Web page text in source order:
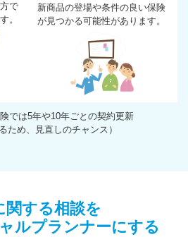
で
。
新商品の登場や条件の良い保険
が見つかる可能性があります。
険では5年や10年ごとの契約更新
ため、見直しのチャンス）
関する相談を
ルプランナーにする